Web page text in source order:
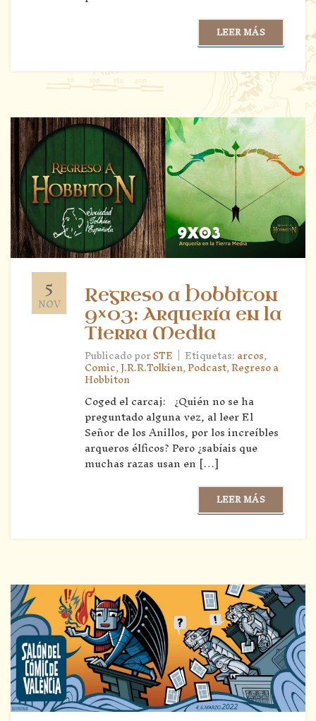
LEER MÁS
5
NOV
Regreso a Hobbiton
9×03: Arquería en la
Tierra Media
Publicado porSTE | Etiquetas:arcos,
Comic,J.R.R.Tolkien,Podcast,Regreso a
Hobbiton
Coged el carcaj: ¿Quién no se ha
preguntado alguna vez, al leer El
Señor de los Anillos, por los increíbles
arqueros élficos? Pero ¿sabíais que
muchas razas usan en […]
LEER MÁS